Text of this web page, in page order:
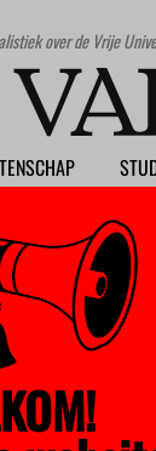
over de Vrije